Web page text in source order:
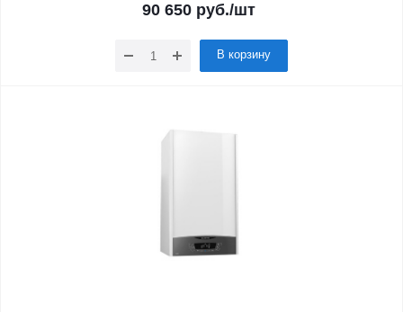
90 650руб./шт
В корзину